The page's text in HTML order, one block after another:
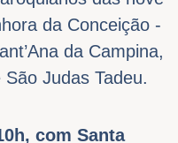
da Conceição -
da Campina,
Judas Tadeu.
com Santa